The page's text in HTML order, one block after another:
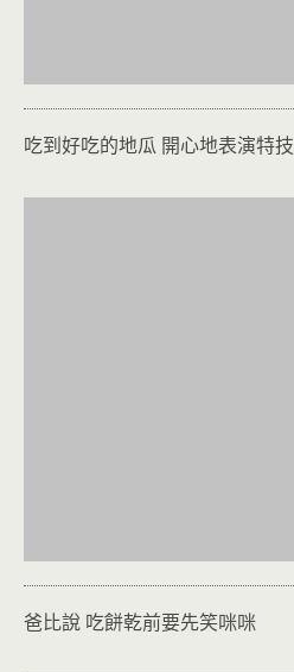
吃到好吃的地瓜 開心地表演特技
爸比說 吃餅乾前要先笑咪咪